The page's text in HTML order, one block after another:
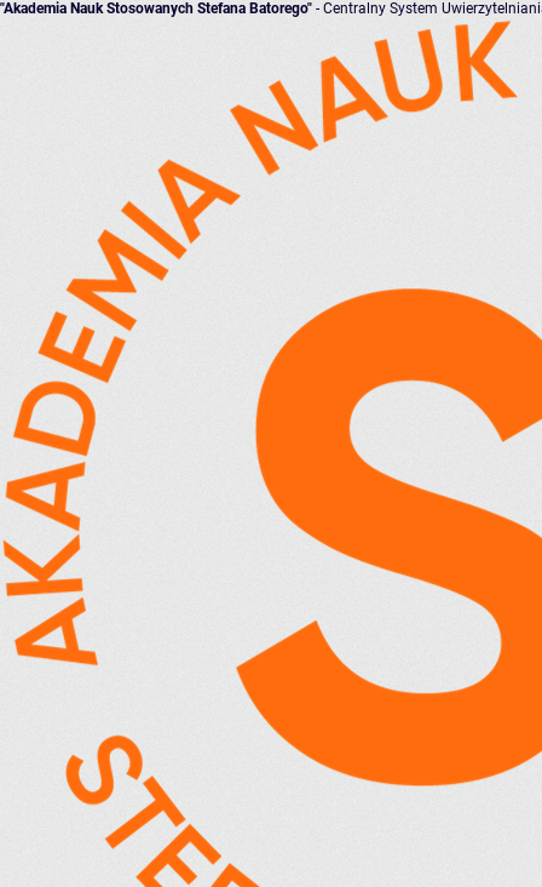
"Akademia Nauk Stosowanych Stefana Batorego" - Centralny System